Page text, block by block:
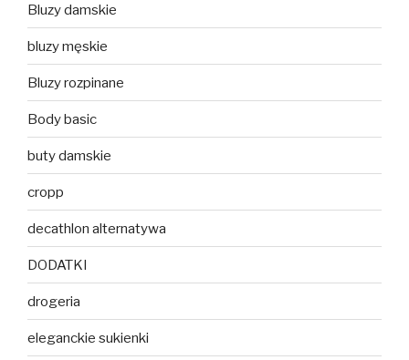
Bluzy damskie
bluzy męskie
Bluzy rozpinane
Body basic
buty damskie
cropp
decathlon alternatywa
DODATKI
drogeria
eleganckie sukienki